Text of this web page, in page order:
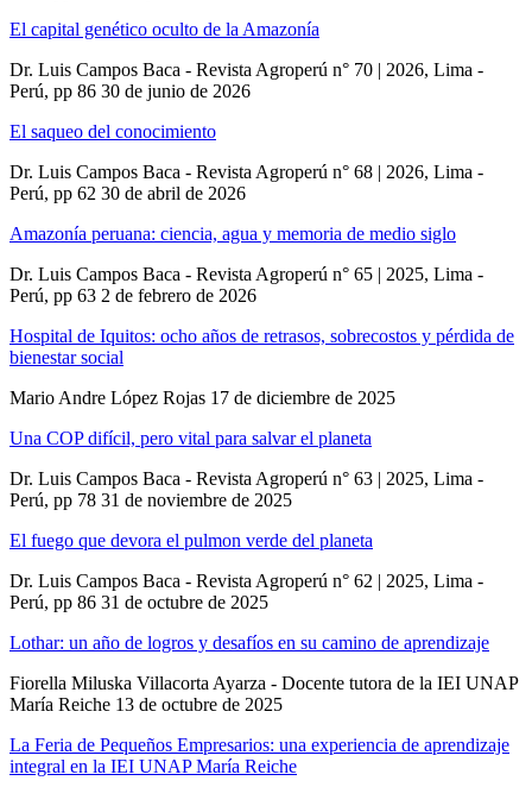
El capital genético oculto de la Amazonía
Dr. Luis Campos Baca - Revista Agroperú n° 70 | 2026, Lima -
Perú, pp 86 30 de junio de 2026
El saqueo del conocimiento
Dr. Luis Campos Baca - Revista Agroperú n° 68 | 2026, Lima -
Perú, pp 62 30 de abril de 2026
Amazonía peruana: ciencia, agua y memoria de medio siglo
Dr. Luis Campos Baca - Revista Agroperú n° 65 | 2025, Lima -
Perú, pp 63 2 de febrero de 2026
Hospital de Iquitos: ocho años de retrasos, sobrecostos y pérdida de
bienestar social
Mario Andre López Rojas 17 de diciembre de 2025
Una COP difícil, pero vital para salvar el planeta
Dr. Luis Campos Baca - Revista Agroperú n° 63 | 2025, Lima -
Perú, pp 78 31 de noviembre de 2025
El fuego que devora el pulmon verde del planeta
Dr. Luis Campos Baca - Revista Agroperú n° 62 | 2025, Lima -
Perú, pp 86 31 de octubre de 2025
Lothar: un año de logros y desafíos en su camino de aprendizaje
Fiorella Miluska Villacorta Ayarza - Docente tutora de la IEI UNAP
María Reiche 13 de octubre de 2025
La Feria de Pequeños Empresarios: una experiencia de aprendizaje
integral en la IEI UNAP María Reiche